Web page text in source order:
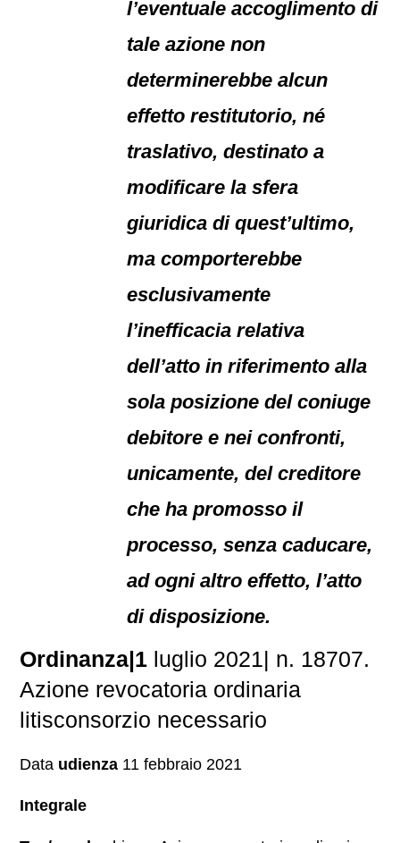
l’eventuale accoglimento di
tale azione non
determinerebbe alcun
effetto restitutorio, né
traslativo, destinato a
modificare la sfera
giuridica di quest’ultimo,
ma comporterebbe
esclusivamente
l’inefficacia relativa
dell’atto in riferimento alla
sola posizione del coniuge
debitore e nei confronti,
unicamente, del creditore
che ha promosso il
processo, senza caducare,
ad ogni altro effetto, l’atto
di disposizione.
Ordinanza|1 luglio 2021| n. 18707.
Azione revocatoria ordinaria
litisconsorzio necessario
Data udienza 11 febbraio 2021
Integrale